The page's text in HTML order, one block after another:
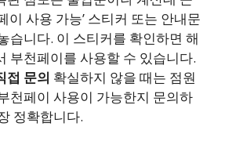
이 사용 가능’ 스티커 또는 안내문
습니다. 이 스티커를 확인하면 해
부천페이를 사용할 수 있습니다.
접 문의 확실하지 않을 때는 점원
천페이 사용이 가능한지 문의하
정확합니다.